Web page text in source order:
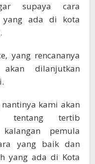
supaya cara
yang ada di kota
yang rencananya
dilanjutkan
kami akan
tentang tertib
pemula
yang baik dan
yang ada di Kota